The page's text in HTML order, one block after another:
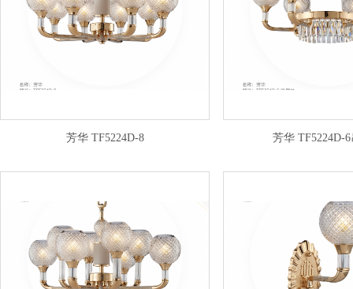
芳华 TF5224D-8 芳华 TF5224D-